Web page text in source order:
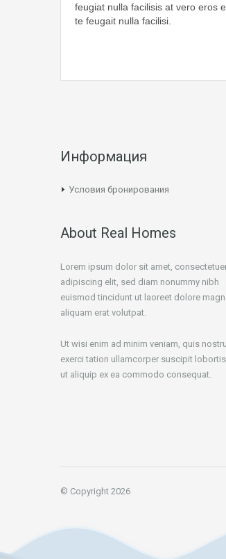
feugiat nulla facilisis at vero eros
te feugait nulla facilisi.
Информация
Условия бронирования
About Real Homes
Lorem ipsum dolor sit amet,
adipiscing elit, sed diam nonummy nibh
euismod tincidunt ut laoreet dolore
aliquam erat volutpat.
Ut wisi enim ad minim veniam, quis
exerci tation ullamcorper suscipit lobortis
ut aliquip ex ea commodo consequat.
© Copyright 2026